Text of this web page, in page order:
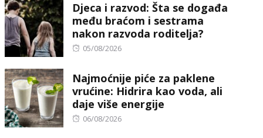
Djeca i razvod: Šta se događa
među braćom i sestrama
nakon razvoda roditelja?
Posted
05/08/2026
Najmoćnije piće za paklene
vrućine: Hidrira kao voda, ali
daje više energije
Posted
06/08/2026